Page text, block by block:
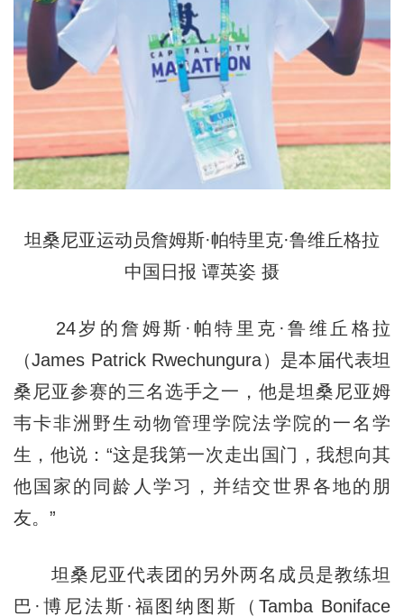
坦桑尼亚运动员詹姆斯·帕特里克·鲁维丘格拉
中国日报 谭英姿 摄
24岁的詹姆斯·帕特里克·鲁维丘格拉
（James Patrick Rwechungura）是本届代表坦
桑尼亚参赛的三名选手之一，他是坦桑尼亚姆
韦卡非洲野生动物管理学院法学院的一名学
生，他说：“这是我第一次走出国门，我想向其
他国家的同龄人学习，并结交世界各地的朋
友。”
坦桑尼亚代表团的另外两名成员是教练坦
巴·博尼法斯·福图纳图斯（Tamba Boniface